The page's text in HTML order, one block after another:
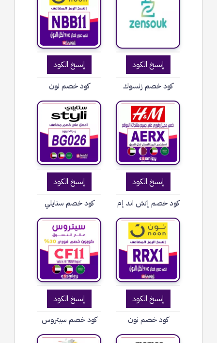
إنسخ الكود
كود خصم زنسوك
إنسخ الكود
كود خصم نون
إنسخ الكود
كود خصم إتش اند إم
إنسخ الكود
كود خصم ستايلي
إنسخ الكود
كود خصم نون
إنسخ الكود
كود خصم سيتروس